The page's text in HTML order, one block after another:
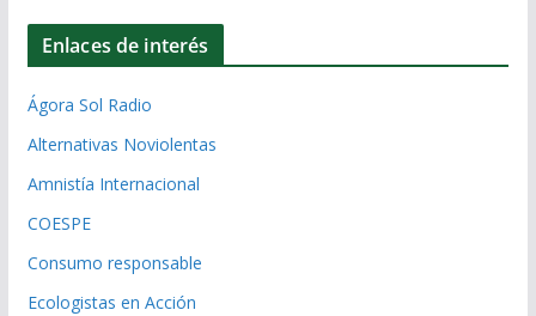
Enlaces de interés
Ágora Sol Radio
Alternativas Noviolentas
Amnistía Internacional
COESPE
Consumo responsable
Ecologistas en Acción